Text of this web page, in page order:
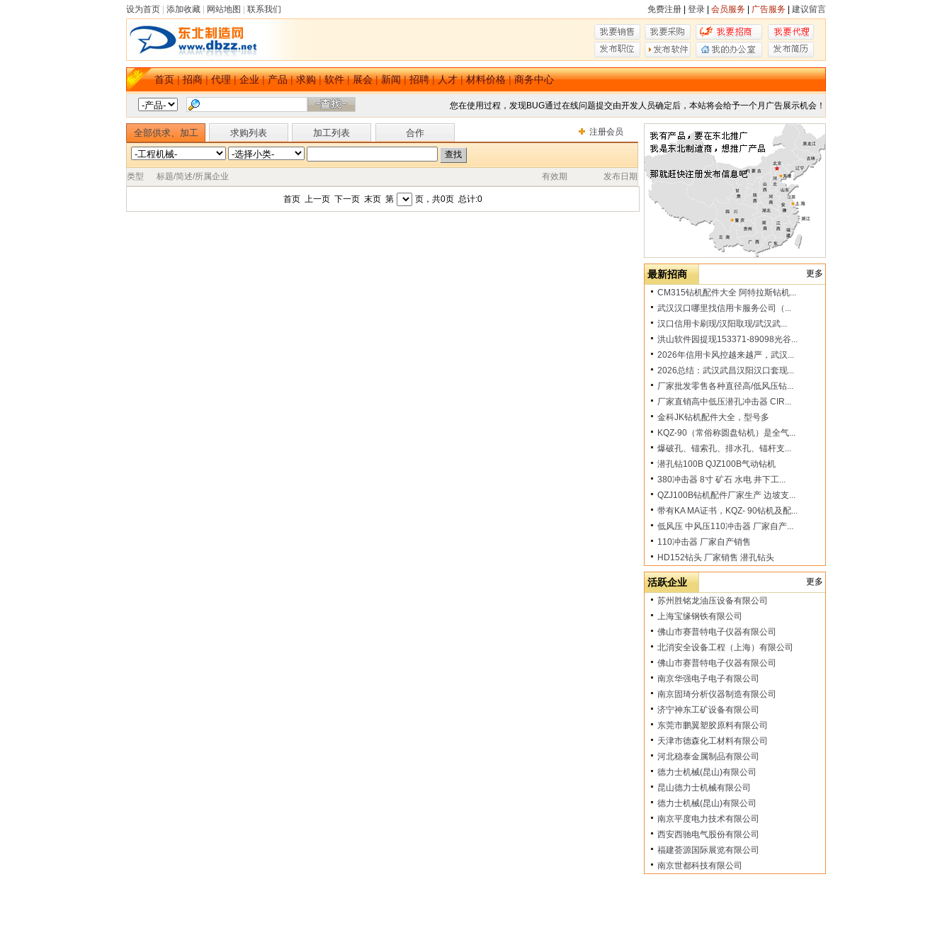
设为首页 添加收藏 网站地图 联系我们 免费注册 登录 会员服务 广告服务 建议留言
首页|招商|代理|企业|产品|求购|软件|展会|新闻|招聘|人才|材料价格|商务中心
您在使用过程，发现BUG通过在线问题提交由开发人员确定后，本站将会给予一个月广告展示机会！
全部供求、加工 求购列表 加工列表 合作 注册会员
类型 标题/简述/所属企业 有效期 发布日期
首页 上一页 下一页 末页 第 页，共0页 总计:0
最新招商
更多
CM315钻机配件大全 阿特拉斯钻机...
武汉汉口哪里找信用卡服务公司（...
汉口信用卡刷现/汉阳取现/武汉武...
洪山软件园提现153371-89098光谷...
2026年信用卡风控越来越严，武汉...
2026总结：武汉武昌汉阳汉口套现...
厂家批发零售各种直径高/低风压钻...
厂家直销高中低压潜孔冲击器 CIR...
金科JK钻机配件大全，型号多
KQZ-90（常俗称圆盘钻机）是全气...
爆破孔、锚索孔、排水孔、锚杆支...
潜孔钻100B QJZ100B气动钻机
380冲击器 8寸 矿石 水电 井下工...
QZJ100B钻机配件厂家生产 边坡支...
带有KA MA证书，KQZ- 90钻机及配...
低风压 中风压110冲击器 厂家自产...
110冲击器 厂家自产销售
HD152钻头 厂家销售 潜孔钻头
活跃企业
更多
苏州胜铭龙油压设备有限公司
上海宝缘钢铁有限公司
佛山市赛普特电子仪器有限公司
北消安全设备工程（上海）有限公司
佛山市赛普特电子仪器有限公司
南京华强电子电子有限公司
南京固琦分析仪器制造有限公司
济宁神东工矿设备有限公司
东莞市鹏翼塑胶原料有限公司
天津市德森化工材料有限公司
河北稳泰金属制品有限公司
德力士机械(昆山)有限公司
昆山德力士机械有限公司
德力士机械(昆山)有限公司
南京平度电力技术有限公司
西安西驰电气股份有限公司
福建荟源国际展览有限公司
南京世都科技有限公司